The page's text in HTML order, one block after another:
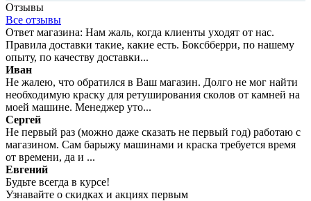
Отзывы
Все отзывы
Ответ магазина: Нам жаль, когда клиенты уходят от нас.
Правила доставки такие, какие есть. Боксбберри, по нашему
опыту, по качеству доставки...
Иван
Не жалею, что обратился в Ваш магазин. Долго не мог найти
необходимую краску для ретуширования сколов от камней на
моей машине. Менеджер уто...
Сергей
Не первый раз (можно даже сказать не первый год) работаю с
магазином. Сам барыжу машинами и краска требуется время
от времени, да и ...
Евгений
Будьте всегда в курсе!
Узнавайте о скидках и акциях первым